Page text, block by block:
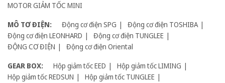
MOTOR GIẢM TỐC MINI
MÔ TƠ ĐIỆN:
Động cơ điện SPG
Động cơ điện TOSHIBA
Động cơ điện LEONHARD
Động cơ điện TUNGLEE
ĐỘNG CƠ ĐIỆN
Động cơ điện Oriental
GEAR BOX:
Hộp giảm tốc EED
Hộp giảm tốc LIMING
Hộp giảm tốc REDSUN
Hộp giảm tốc TUNGLEE